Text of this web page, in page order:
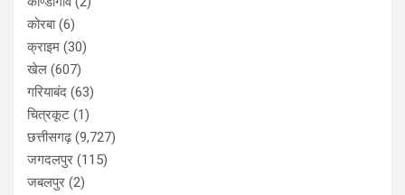
कोरबा(6)
क्राइम (30)
खेल (607)
गरियाबंद (63)
चित्रकूट (1)
छत्तीसगढ़(9,727)
जगदलपुर (115)
जबलपुर (2)